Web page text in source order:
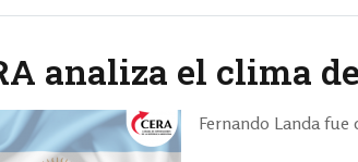
exportación
es
la
analiza el clima
Fernando Landa